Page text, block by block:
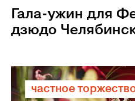
Гала-ужин для
дзюдо
частное